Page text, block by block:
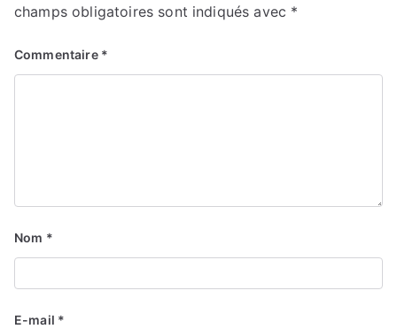
champs obligatoires sont indiqués avec *
Commentaire *
Nom *
E-mail *